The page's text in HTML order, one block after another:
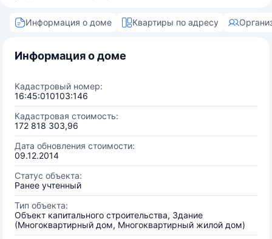
Информация о доме Квартиры по адресу
Информация о доме
Кадастровый номер:
16:45:010103:146
Кадастровая стоимость:
172 818 303,96
Дата обновления стоимости:
09.12.2014
Статус объекта:
Ранее учтенный
Тип объекта:
Объект капитального строительства, Здание
(Многоквартирный дом, Многоквартирный жилой дом)